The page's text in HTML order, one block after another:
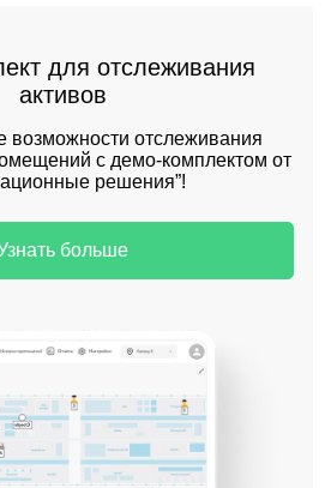
для отслеживания
активов
возможности отслеживания
с демо-комплектом от
решения”!
больше